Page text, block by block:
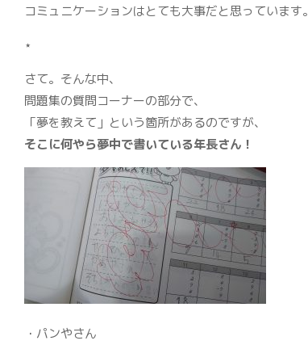
コミュニケーションはとても大事だと思っています。
⋆
さて。そんな中、
問題集の質問コーナーの部分で、
「夢を教えて」という箇所があるのですが、
そこに何やら夢中で書いている年長さん！
・パンやさん